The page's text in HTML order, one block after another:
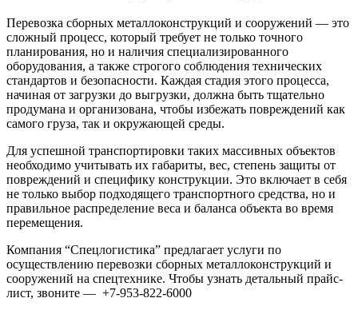
Перевозка сборных металлоконструкций и сооружений — это
сложный процесс, который требует не только точного
планирования, но и наличия специализированного
оборудования, а также строгого соблюдения технических
стандартов и безопасности. Каждая стадия этого процесса,
начиная от загрузки до выгрузки, должна быть тщательно
продумана и организована, чтобы избежать повреждений как
самого груза, так и окружающей среды.
Для успешной транспортировки таких массивных объектов
необходимо учитывать их габариты, вес, степень защиты от
повреждений и специфику конструкции. Это включает в себя
не только выбор подходящего транспортного средства, но и
правильное распределение веса и баланса объекта во время
перемещения.
Компания “Спецлогистика” предлагает услуги по
осуществлению перевозки сборных металлоконструкций и
сооружений на спецтехнике. Чтобы узнать детальный прайс-
лист, звоните — +7-953-822-6000